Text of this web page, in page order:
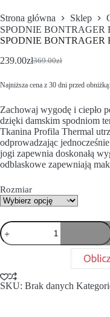
Strona główna Sklep
SPODNIE BONTRAGER
SPODNIE BONTRAGER
369.00zł
239.00zł
Najniższa cena z 30 dni przed obniżką:
Zachowaj wygodę i ciepło
dzięki damskim spodniom
Tkanina Profila Thermal
odprowadzając
jogi zapewnia doskonałą
odblaskowe zapewniają
Rozmiar
SKU: Brak danych